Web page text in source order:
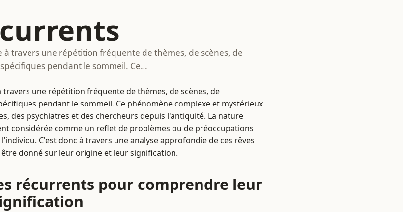
à travers une répétition fréquente de thèmes, de scènes, de
pendant le sommeil. Ce…
une répétition fréquente de thèmes, de scènes, de
pendant le sommeil. Ce phénomène complexe et mystérieux
des psychiatres et des chercheurs depuis l'antiquité. La nature
considérée comme un reflet de problèmes ou de préoccupations
C'est donc à travers une analyse approfondie de ces rêves
donné sur leur origine et leur signification.
récurrents pour comprendre leur